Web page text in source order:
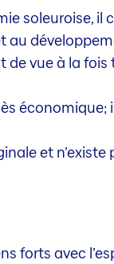
soleuroise, il
au
vue à la
et
forts avec